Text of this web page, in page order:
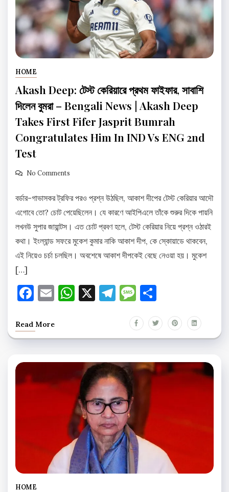
HOME
Akash Deep: টেস্ট কেরিয়ারে প্রথম ফাইফার, সাবাশি
দিলেন বুমরা – Bengali News | Akash Deep
Takes First Fifer Jasprit Bumrah
Congratulates Him In IND Vs ENG 2nd
Test
No Comments
বর্ডার-গাভাসকর ট্রফির পরও প্রশ্ন উঠছিল, আকাশ দীপের টেস্ট কেরিয়ার আদৌ
এগোবে তো? চোট পেয়েছিলেন। যে কারণে আইপিএলে তাঁকে শুরুর দিকে পায়নি
লখনউ সুপার জায়ান্টস। এত চোট প্রবণ হলে, টেস্ট কেরিয়ার নিয়ে প্রশ্ন ওঠারই
কথা। ইংল্যান্ড সফরে মুকেশ কুমার নাকি আকাশ দীপ, কে স্কোয়াডে থাকবেন,
এই নিয়েও চর্চা চলছিল। অবশেষে আকাশ দীপকেই বেছে নেওয়া হয়। মুকেশ
[…]
Facebook
EmailWhatsApp
X Telegram
Message
Read More
HOME